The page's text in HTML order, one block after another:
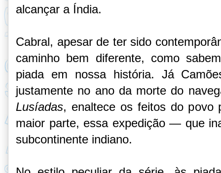
alcançar a Índia.
Cabral, apesar de ter sido
caminho bem diferente, como
piada em nossa história. Já
justamente no ano da morte do
Lusíadas, enaltece os feitos do povo
maior parte, essa expedição — que
subcontinente indiano.